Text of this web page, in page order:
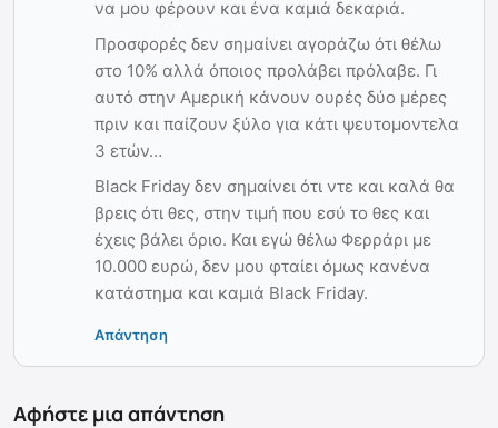
να μου φέρουν και ένα καμιά δεκαριά.
Προσφορές δεν σημαίνει αγοράζω ότι θέλω
στο 10% αλλά όποιος προλάβει πρόλαβε. Γι
αυτό στην Αμερική κάνουν ουρές δύο μέρες
πριν και παίζουν ξύλο για κάτι ψευτομοντελα
3 ετών…
Black Friday δεν σημαίνει ότι ντε και καλά θα
βρεις ότι θες, στην τιμή που εσύ το θες και
έχεις βάλει όριο. Και εγώ θέλω Φερράρι με
10.000 ευρώ, δεν μου φταίει όμως κανένα
κατάστημα και καμιά Black Friday.
Απάντηση
Αφήστε μια απάντηση